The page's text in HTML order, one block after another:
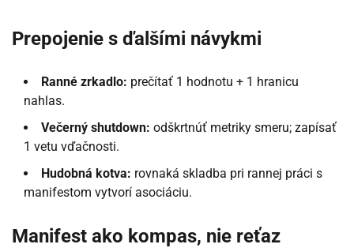
Prepojenie s ďalšími návykmi
Ranné zrkadlo: prečítať 1 hodnotu + 1 hranicu
nahlas.
Večerný shutdown: odškrtnúť metriky smeru; zapísať
1 vetu vďačnosti.
Hudobná kotva: rovnaká skladba pri rannej práci s
manifestom vytvorí asociáciu.
Manifest ako kompas, nie reťaz